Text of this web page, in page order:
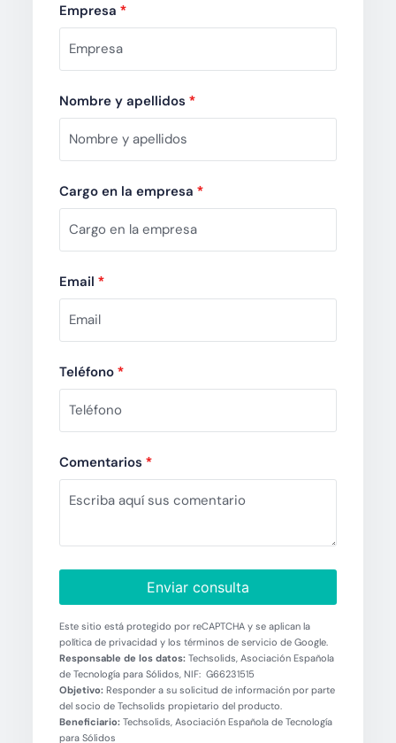
Empresa *
Nombre y apellidos *
Cargo en la empresa *
Email *
Teléfono *
Comentarios *
Enviar consulta
Este sitio está protegido por reCAPTCHA y se aplican la
política de privacidad y los términos de servicio de Google.
Responsable de los datos:Techsolids, Asociación Española
de Tecnología para Sólidos, NIF: G66231515
Objetivo:Responder a su solicitud de información por parte
del socio de Techsolids propietario del producto.
Beneficiario:Techsolids, Asociación Española de Tecnología
para Sólidos